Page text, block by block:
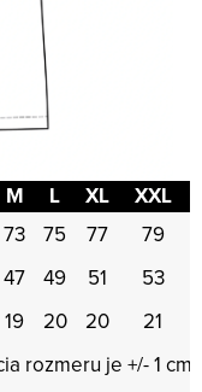
M L XL XXL
73 75 77
79
47 49 51
53
19 20 20
21
rozmeru je +/- 1 cm.